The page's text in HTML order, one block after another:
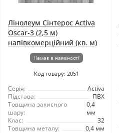
Лінолеум Сінтерос Activa
Oscar-3 (2,5 м)
напівкомерційний (кв. м)
Немає в наявності
Код товару: 2051
Серія:
Activa
Підстава:
ПВХ
Товщина захисного
шару:
0,4
мм
Клас:
32
Товщина металу:
0,4 мм